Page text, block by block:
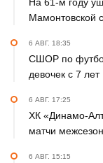
Мамонтовской
6 АВГ. 18:35
СШОР по
девочек с 7 лет
6 АВГ. 17:25
ХК «Динамо-
матчи
6 АВГ. 15:15